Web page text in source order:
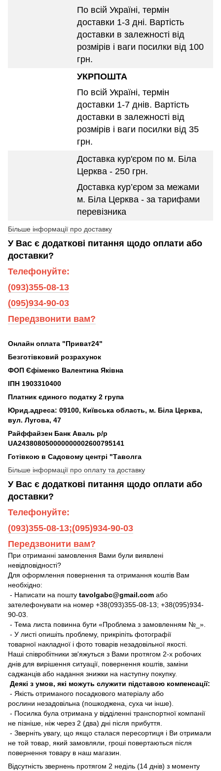
По всій Україні, термін
доставки 1-3 дні. Вартість
доставки в залежності від
розмірів і ваги посилки від 100
грн.
УКРПОШТА
По всій Україні, термін
доставки 1-7 днів. Вартість
доставки в залежності від
розмірів і ваги посилки від 35
грн.
Доставка кур'єром по м. Біла
Церква - 250 грн.
Доставка кур’єром за межами
м. Біла Церква - за тарифами
перевізника
Більше інформації про доставку
У Вас є додаткові питання щодо оплати або
доставки?
Телефонуйте:
(093)355-08-13
(095)934-90-03
Передзвонити вам?
Онлайн оплата "Приват24"
Безготівковий розрахунок
ФОП Єфіменко Валентина Яківна
ІПН 1903310400
Платник єдиного податку 2 група
Юрид.адреса: 09100, Київська область, м. Біла Церква,
вул. Лугова, 47
Райффайзен Банк Аваль р/р
UA243808050000000002600795141
Готівкою в Садовому центрі "Таволга
Більше інформації про оплату та доставку
У Вас є додаткові питання щодо оплати або
доставки?
Телефонуйте:
(093)355-08-13;(095)934-90-03
Передзвонити вам?
При отриманні замовлення Вами були виявлені
невідповідності?
Для оформлення повернення та отримання коштів Вам
необхідно:
- Написати на пошту tavolgabc@gmail.com або
зателефонувати на номер +38(093)355-08-13; +38(095)934-
90-03.
- Тема листа повинна бути «Проблема з замовленням №_».
- У листі опишіть проблему, прикріпіть фотографії
товарної накладної і фото товарів незадовільної якості.
Наші співробітники зв'яжуться з Вами протягом 2-х робочих
днів для вирішення ситуації, повернення коштів, заміни
саджанців або надання знижки на наступну покупку.
Деякі з умов, які можуть служити підставою компенсації:
- Якість отриманого посадкового матеріалу або
рослини незадовільна (пошкоджена, суха чи інше).
- Посилка була отримана у відділенні транспортної компанії
не пізніше, ніж через 2 (два) дні після прибуття.
- Зверніть увагу, що якщо сталася пересортиця і Ви отримали
не той товар, який замовляли, гроші повертаються після
повернення товару в наш магазин.
Відсутність звернень протягом 2 неділь (14 днів) з моменту